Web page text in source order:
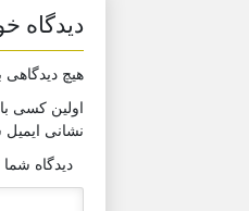
دیدگاه
هیچ
اولین کسی
نشانی
دیدگاه شما